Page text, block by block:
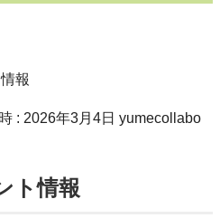
報
: 2026年3月4日 yumecollabo
ト情報